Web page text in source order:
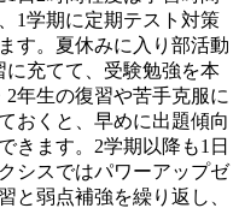
1学期に定期テスト対策
す。夏休みに入り部活動
に充てて、受験勉強を本
年生の復習や苦手克服に
おくと、早めに出題傾向
きます。2学期以降も1日
シスではパワーアップゼ
と弱点補強を繰り返し、